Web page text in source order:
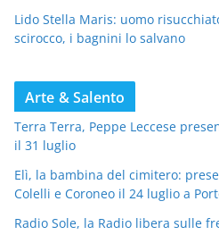
Lido Stella Maris: uomo
scirocco, i bagnini lo salvano
Arte & Salento
Terra Terra, Peppe Leccese
il 31 luglio
Elì, la bambina del cimitero:
Colelli e Coroneo il 24 luglio a
Radio Sole, la Radio libera sulle